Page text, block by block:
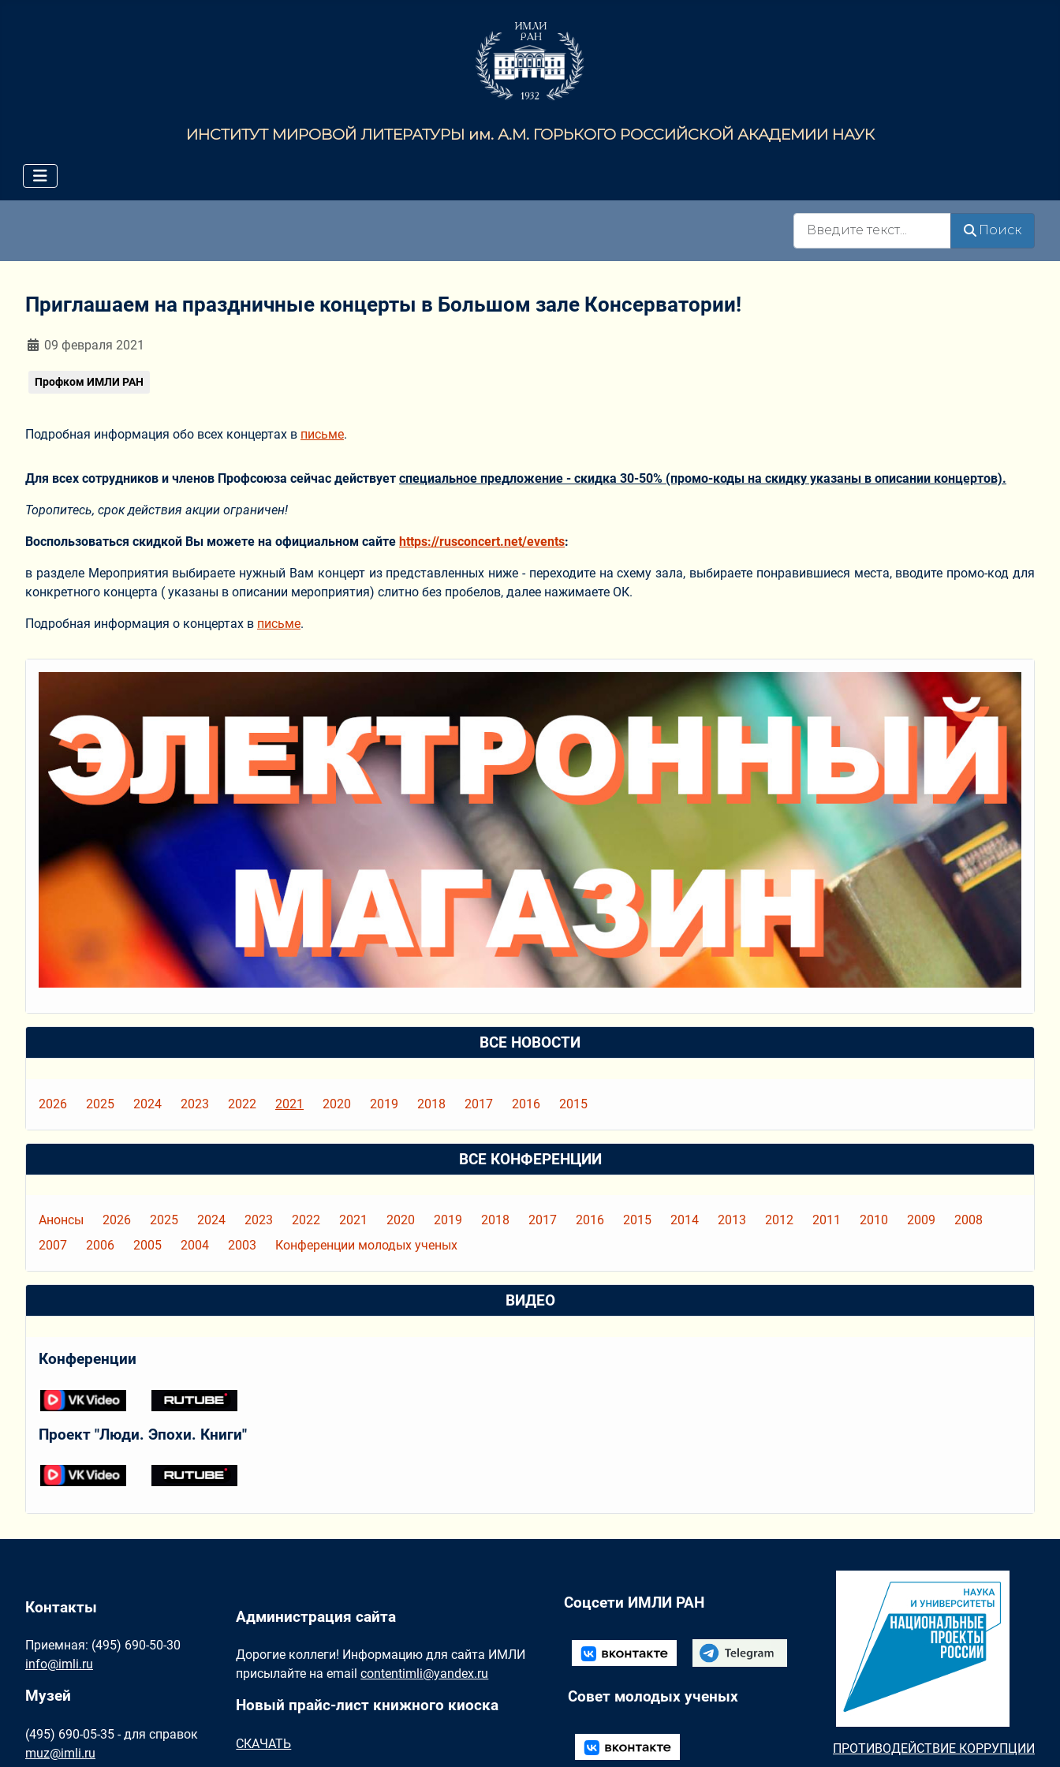
ИНСТИТУТ МИРОВОЙ ЛИТЕРАТУРЫ им. А.М. ГОРЬКОГО РОССИЙСКОЙ АКАДЕМИИ НАУК
Поиск
Приглашаем на праздничные концерты в Большом зале Консерватории!
Информация о материале
09 февраля 2021
Профком ИМЛИ РАН
Подробная информация обо всех концертах в письме.
Для всех сотрудников и членов Профсоюза сейчас действует специальное предложение - скидка 30-50% (промо-коды на скидку указаны в описании концертов).
Торопитесь, срок действия акции ограничен!
Воспользоваться скидкой Вы можете на официальном сайте https://rusconcert.net/events:
в разделе Мероприятия выбираете нужный Вам концерт из представленных ниже - переходите на схему зала, выбираете понравившиеся места, вводите промо-код для
конкретного концерта ( указаны в описании мероприятия) слитно без пробелов, далее нажимаете ОК.
Подробная информация о концертах в письме.
ВСЕ НОВОСТИ
2026 2025 2024 2023 2022 2021 2020 2019 2018 2017 2016 2015
ВСЕ КОНФЕРЕНЦИИ
Анонсы 2026 2025 2024 2023 2022 2021 2020 2019 2018 2017 2016 2015 2014 2013 2012 2011 2010 2009
2008
2007
2006 2005 2004 2003 Конференции молодых ученых
ВИДЕО
Конференции
Проект "Люди. Эпохи. Книги"
Контакты
Приемная: (495) 690-50-30
info@imli.ru
Музей
(495) 690-05-35 - для справок
muz@imli.ru
Администрация сайта
Дорогие коллеги! Информацию для сайта ИМЛИ
присылайте на emailcontentimli@yandex.ru
Новый прайс-лист книжного киоска
СКАЧАТЬ
Соцсети ИМЛИ РАН
Совет молодых ученых
ПРОТИВОДЕЙСТВИЕ КОРРУПЦИИ